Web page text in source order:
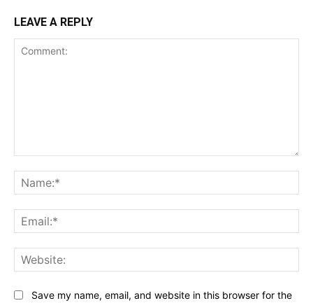
LEAVE A REPLY
Save my name, email, and website in this browser for the